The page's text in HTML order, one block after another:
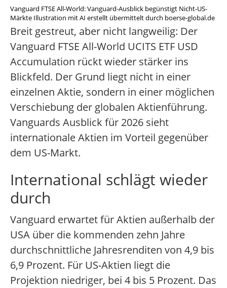
Vanguard FTSE All-World: Vanguard-Ausblick begünstigt Nicht-US-
Märkte Illustration mit AI erstellt übermittelt durch boerse-global.de
Breit gestreut, aber nicht langweilig: Der
Vanguard FTSE All-World UCITS ETF USD
Accumulation rückt wieder stärker ins
Blickfeld. Der Grund liegt nicht in einer
einzelnen Aktie, sondern in einer möglichen
Verschiebung der globalen Aktienführung.
Vanguards Ausblick für 2026 sieht
internationale Aktien im Vorteil gegenüber
dem US-Markt.
International schlägt wieder
durch
Vanguard erwartet für Aktien außerhalb der
USA über die kommenden zehn Jahre
durchschnittliche Jahresrenditen von 4,9 bis
6,9 Prozent. Für US-Aktien liegt die
Projektion niedriger, bei 4 bis 5 Prozent. Das